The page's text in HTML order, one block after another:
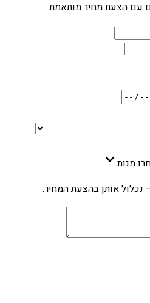
עם הצעת מחיר מותאמת
מנות
אותן בהצעת המחיר.